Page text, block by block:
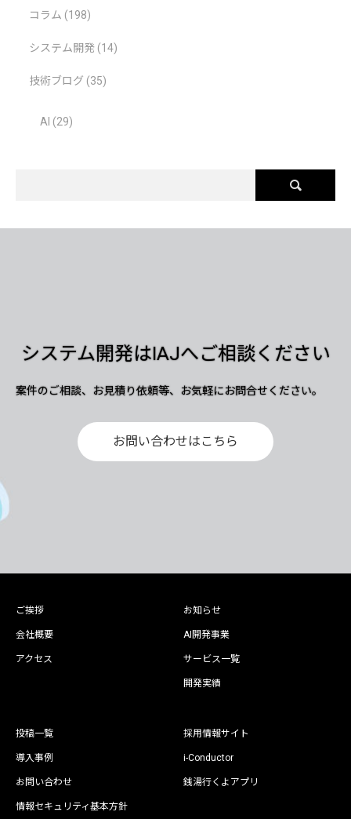
コラム (198)
システム開発 (14)
技術ブログ (35)
AI (29)
システム開発はIAJへご相談ください
案件のご相談、お見積り依頼等、お気軽にお問合せください。
お問い合わせはこちら
ご挨拶
会社概要
アクセス
お知らせ
AI開発事業
サービス一覧
開発実績
投稿一覧
導入事例
お問い合わせ
情報セキュリティ基本方針
採用情報サイト
i-Conductor
銭湯行くよアプリ